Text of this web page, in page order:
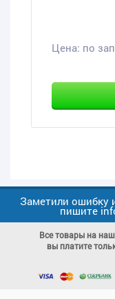
Цена: по
Заметили ошибку
пишите
Все товары на
вы платите